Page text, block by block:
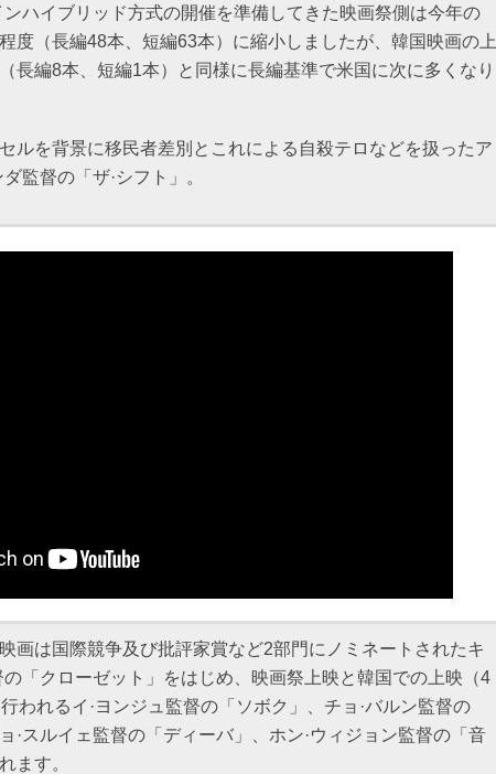
ンハイブリッド方式の開催を準備してきた映画祭側は今年の
度（長編48本、短編63本）に縮小しましたが、韓国映画の上
長編8本、短編1本）と同様に長編基準で米国に次に多くなり
ルを背景に移民者差別とこれによる自殺テロなどを扱ったア
監督の「ザ·シフト」。
画は国際競争及び批評家賞など2部門にノミネートされたキ
の「クローゼット」をはじめ、映画祭上映と韓国での上映（4
われるイ·ヨンジュ監督の「ソボク」、チョ·バルン監督の
·スルイェ監督の「ディーバ」、ホン·ウィジョン監督の「音
ます。